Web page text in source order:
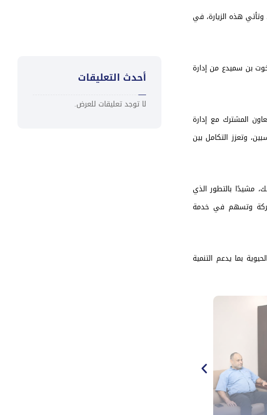
عدن الألماني الدولي، وتأتي هذه الزيارة، في
بن سميدع من إدارة
المشترك مع إدارة
وتعزز التكامل بين
مشيدًا بالتطور الذي
وتسهم في خدمة
بما يدعم التنمية
أحدث التعليقات
لا توجد تعليقات للعرض.